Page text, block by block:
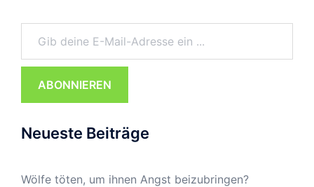
Gib deine E-Mail-Adresse ein ...
ABONNIEREN
Neueste Beiträge
Wölfe töten, um ihnen Angst beizubringen?